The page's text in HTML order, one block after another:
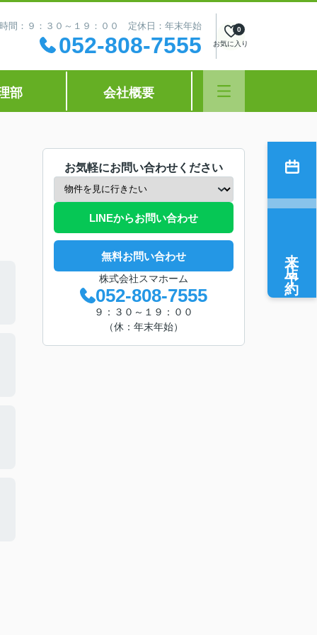
間：９：３０～１９：００ 定休日：年末年始
052-808-7555 お気に入り
0
部 会社概要
お気軽にお問い合わせください
LINEからお問い合わせ
無料お問い合わせ
株式会社スマホーム
052-808-7555
９：３０～１９：００
（休：年末年始）
来店予約